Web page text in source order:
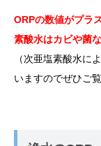
ORPの数値がプラ
素酸水はカビや菌
（次亜塩素酸水に
いますのでぜひご